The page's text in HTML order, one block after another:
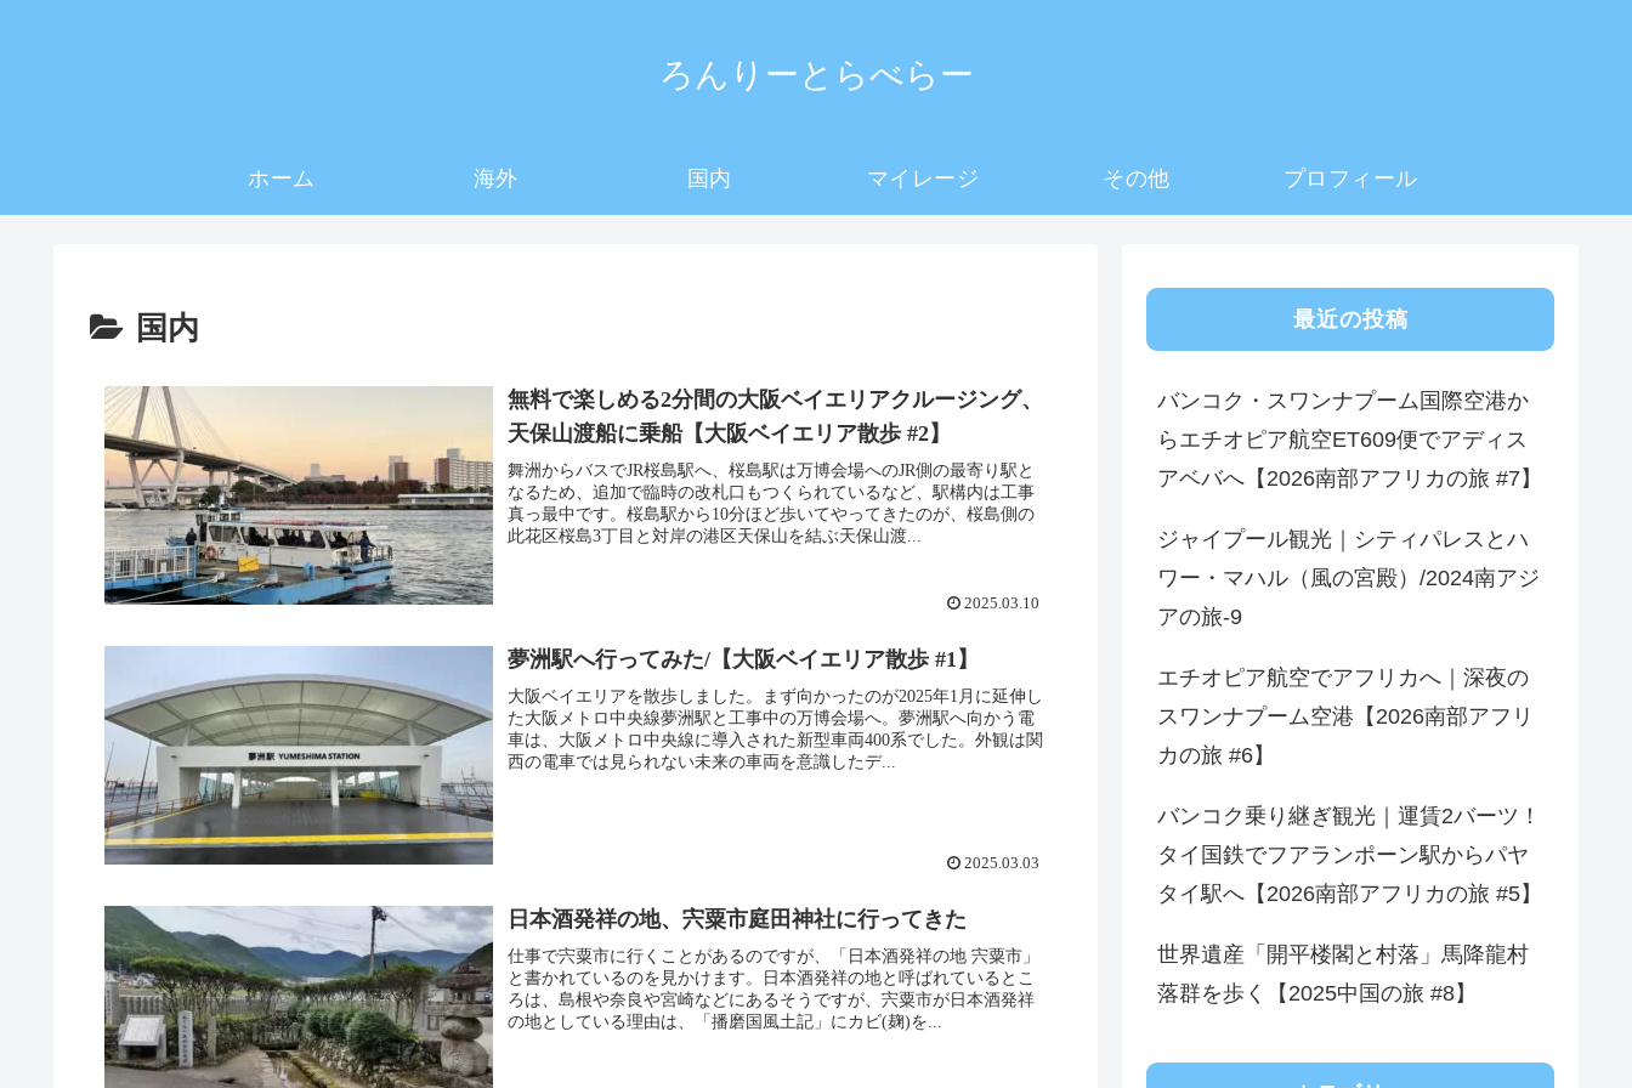
ろんりーとらべらー
ホーム 海外 国内 マイレージ その他 プロフィール
国内
無料で楽しめる2分間の大阪ベイエリアクルージング、
天保山渡船に乗船【大阪ベイエリア散歩 #2】
舞洲からバスでJR桜島駅へ、桜島駅は万博会場へのJR側の最寄り駅と
なるため、追加で臨時の改札口もつくられているなど、駅構内は工事
真っ最中です。桜島駅から10分ほど歩いてやってきたのが、桜島側の
此花区桜島3丁目と対岸の港区天保山を結ぶ天保山渡...
2025.03.10
夢洲駅へ行ってみた/【大阪ベイエリア散歩 #1】
大阪ベイエリアを散歩しました。まず向かったのが2025年1月に延伸し
た大阪メトロ中央線夢洲駅と工事中の万博会場へ。夢洲駅へ向かう電
車は、大阪メトロ中央線に導入された新型車両400系でした。外観は関
西の電車では見られない未来の車両を意識したデ...
2025.03.03
日本酒発祥の地、宍粟市庭田神社に行ってきた
仕事で宍粟市に行くことがあるのですが、「日本酒発祥の地 宍粟市」
と書かれているのを見かけます。日本酒発祥の地と呼ばれているとこ
ろは、島根や奈良や宮崎などにあるそうですが、宍粟市が日本酒発祥
の地としている理由は、「播磨国風土記」にカビ(麹)を...
最近の投稿
バンコク・スワンナプーム国際空港か
らエチオピア航空ET609便でアディス
アベバへ【2026南部アフリカの旅 #7】
ジャイプール観光｜シティパレスとハ
ワー・マハル（風の宮殿）/2024南アジ
アの旅-9
エチオピア航空でアフリカへ｜深夜の
スワンナプーム空港【2026南部アフリ
カの旅 #6】
バンコク乗り継ぎ観光｜運賃2バーツ！
タイ国鉄でフアランポーン駅からパヤ
タイ駅へ【2026南部アフリカの旅 #5】
世界遺産「開平楼閣と村落」馬降龍村
落群を歩く【2025中国の旅 #8】